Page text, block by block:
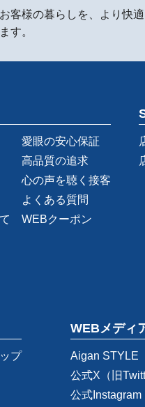
客様の暮らしを、より快
す。
愛眼の安心保証
高品質の追求
心の声を聴く接客
よくある質問
WEBクーポン
プ
WEBメディ
Aigan STYLE
公式X（旧
公式Instagram